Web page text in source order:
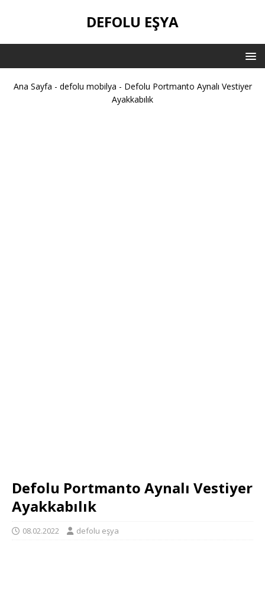
DEFOLU EŞYA
Ana Sayfa - defolu mobilya - Defolu Portmanto Aynalı Vestiyer
Ayakkabılık
Defolu Portmanto Aynalı Vestiyer
Ayakkabılık
08.02.2022 defolu eşya